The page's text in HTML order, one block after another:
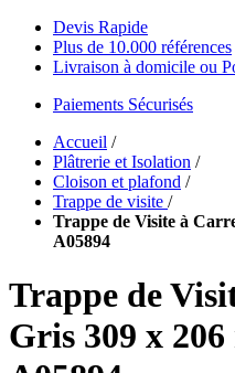
Devis Rapide
Plus de 10.000 références
Livraison à domicile ou
Paiements Sécurisés
Accueil /
Plâtrerie et Isolation /
Cloison et plafond /
Trappe de visite /
Trappe de Visite à
A05894
Trappe de
Gris 309 x